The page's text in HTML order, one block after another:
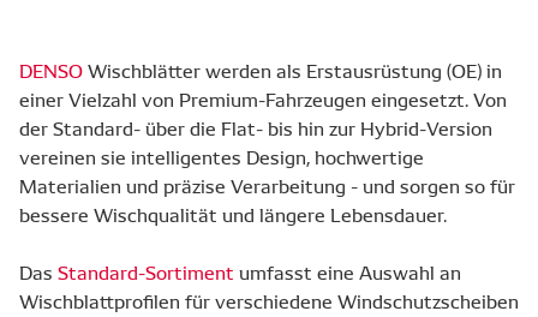
DENSOWischblätter werden als Erstausrüstung (OE) in
einer Vielzahl von Premium-Fahrzeugen eingesetzt. Von
der Standard- über die Flat- bis hin zur Hybrid-Version
vereinen sie intelligentes Design, hochwertige
Materialien und präzise Verarbeitung - und sorgen so für
bessere Wischqualität und längere Lebensdauer.
Das Standard-Sortiment umfasst eine Auswahl an
Wischblattprofilen für verschiedene Windschutzscheiben